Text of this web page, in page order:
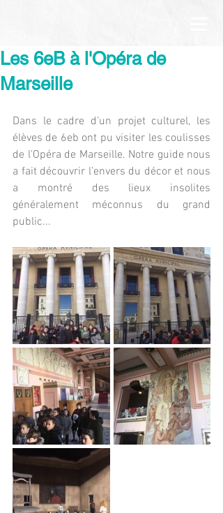
Les 6eB à l'Opéra de
Marseille
Dans le cadre d’un projet culturel, les
élèves de 6eb ont pu visiter les coulisses
de l'Opéra de Marseille. Notre guide nous
a fait découvrir l’envers du décor et nous
a montré des lieux insolites
généralement méconnus du grand
public...